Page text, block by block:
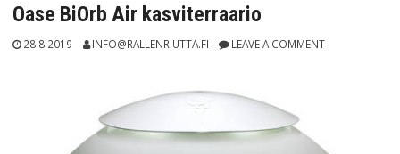
Oase BiOrb Air kasviterraario
28.8.2019 INFO@RALLENRIUTTA.FI LEAVE A COMMENT